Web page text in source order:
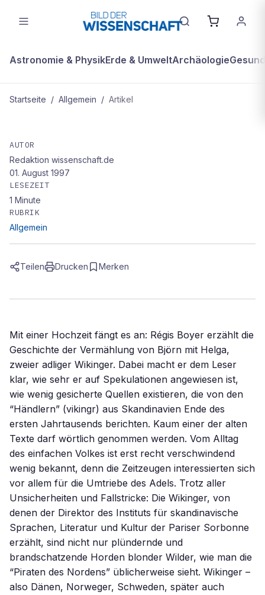
Astronomie & PhysikErde & UmweltArchäologie
Startseite / Allgemein / Artikel
„Die Piraten des Nordens – Leben
und Sterben der Wikinger" von Régis
Boyer
AUTOR
Redaktion wissenschaft.de
01. August 1997
LESEZEIT
1 Minute
RUBRIK
Allgemein
Teilen Drucken Merken
Mit einer Hochzeit fängt es an: Régis Boyer erzählt die
Geschichte der Vermählung von Björn mit Helga,
zweier adliger Wikinger. Dabei macht er dem Leser
klar, wie sehr er auf Spekulationen angewiesen ist,
wie wenig gesicherte Quellen existieren, die von den
“Händlern” (vikingr) aus Skandinavien Ende des
ersten Jahrtausends berichten. Kaum einer der alten
Texte darf wörtlich genommen werden. Vom Alltag
des einfachen Volkes ist erst recht verschwindend
wenig bekannt, denn die Zeitzeugen interessierten sich
vor allem für die Umtriebe des Adels. Trotz aller
Unsicherheiten und Fallstricke: Die Wikinger, von
denen der Direktor des Instituts für skandinavische
Sprachen, Literatur und Kultur der Pariser Sorbonne
erzählt, sind nicht nur plündernde und
brandschatzende Horden blonder Wilder, wie man die
“Piraten des Nordens” üblicherweise sieht. Wikinger –
also Dänen, Norweger, Schweden, später auch